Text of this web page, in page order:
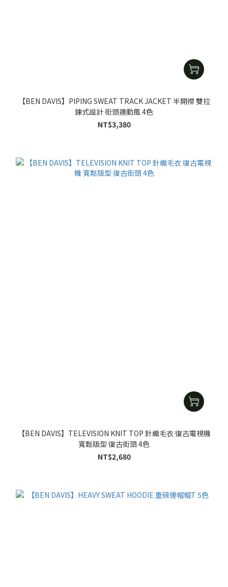
【BEN DAVIS】PIPING SWEAT TRACK JACKET 半開襟 雙拉
鍊式設計 街頭運動風 4色
NT$3,380
【BEN DAVIS】TELEVISION KNIT TOP 針織毛衣 復古電視機
寬鬆版型 復古街頭 4色
NT$2,680